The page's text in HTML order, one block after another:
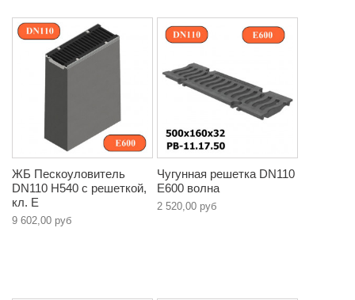
ЖБ Пескоуловитель
DN110 H540 с решеткой,
кл. E
9 602,00 руб
Чугунная решетка DN110
E600 волна
2 520,00 руб